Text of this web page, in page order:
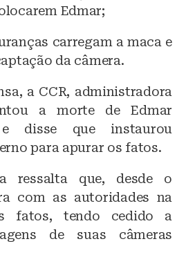
Edmar;
carregam a maca e
da câmera.
a CCR, administradora
a morte de Edmar
disse que instaurou
para apurar os fatos.
ressalta que, desde o
com as autoridades na
fatos, tendo cedido a
de suas câmeras